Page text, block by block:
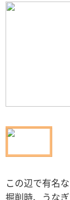
この辺で有名